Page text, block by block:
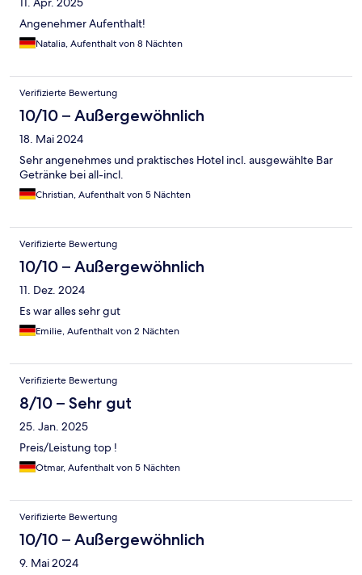
Angenehmer Aufenthalt!
Natalia, Aufenthalt von 8 Nächten
Verifizierte Bewertung
10/10 – Außergewöhnlich
18. Mai 2024
Sehr angenehmes und praktisches Hotel incl. ausgewählte Bar
Getränke bei all-incl.
Christian, Aufenthalt von 5 Nächten
Verifizierte Bewertung
10/10 – Außergewöhnlich
11. Dez. 2024
Es war alles sehr gut
Emilie, Aufenthalt von 2 Nächten
Verifizierte Bewertung
8/10 – Sehr gut
25. Jan. 2025
Preis/Leistung top !
Otmar, Aufenthalt von 5 Nächten
Verifizierte Bewertung
10/10 – Außergewöhnlich
9. Mai 2024